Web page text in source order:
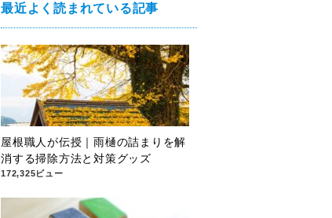
最近よく読まれている記事
屋根職人が伝授｜雨樋の詰まりを解
消する掃除方法と対策グッズ
172,325ビュー